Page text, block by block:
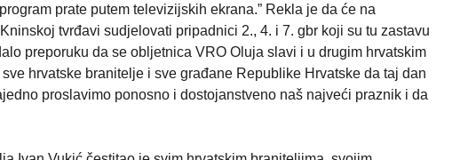
prate putem televizijskih ekrana.” Rekla je da će na
tvrđavi sudjelovati pripadnici 2., 4. i 7. gbr koji su tu zastavu
preporuku da se obljetnica VRO Oluja slavi i u drugim hrvatskim
hrvatske branitelje i sve građane Republike Hrvatske da taj dan
proslavimo ponosno i dostojanstveno naš najveći praznik i da